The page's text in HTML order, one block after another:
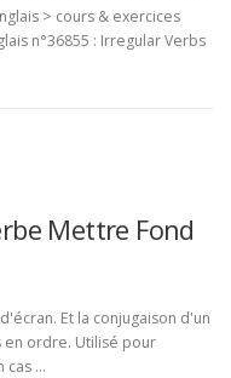
> cours & exercices
n°36855 : Irregular Verbs
Mettre Fond
Et la conjugaison d'un
ordre. Utilisé pour
cas …